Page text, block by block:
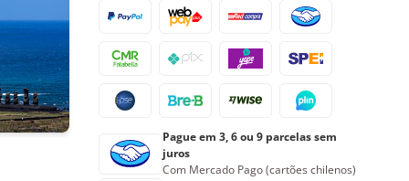
Pague em 3, 6 ou 9 parcelas sem
juros
Com Mercado Pago (cartões chilenos)
16 18 19 20 21
23 25 26 27 28
30 1 2 3 4
Reserve agora